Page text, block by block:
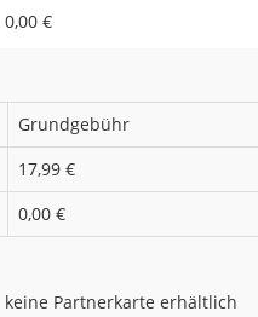
0,00 €
Grundgebühr
17,99 €
0,00 €
keine Partnerkarte erhältlich